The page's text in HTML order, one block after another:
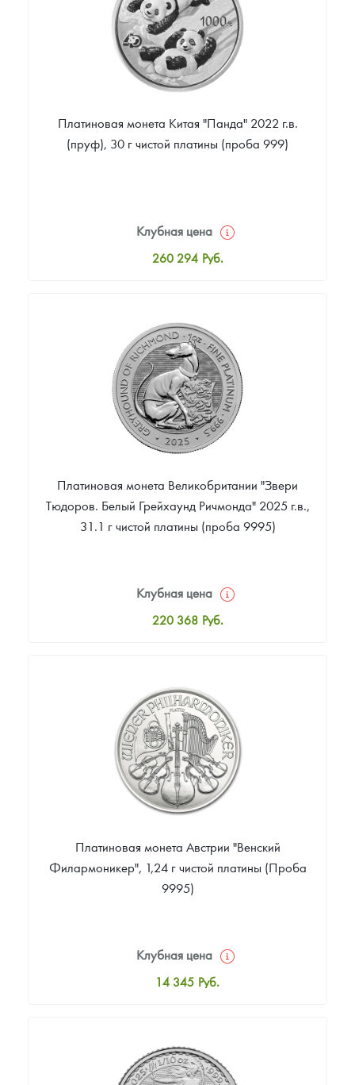
Платиновая монета Китая "Панда" 2022 г.в.
(пруф), 30 г чистой платины (проба 999)
Клубная цена
260 294 Руб.
Цена выкупа
Звоните
Платиновая монета Великобритании "Звери
Тюдоров. Белый Грейхаунд Ричмонда" 2025 г.в.,
31.1 г чистой платины (проба 9995)
Клубная цена
220 368 Руб.
Цена выкупа
187 388 Руб.
Платиновая монета Австрии "Венский
Филармоникер", 1,24 г чистой платины (Проба
9995)
Клубная цена
14 345 Руб.
Цена выкупа
Звоните